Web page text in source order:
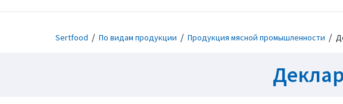
Sertfood / По видам продукции / Продукция мясной промышленности /